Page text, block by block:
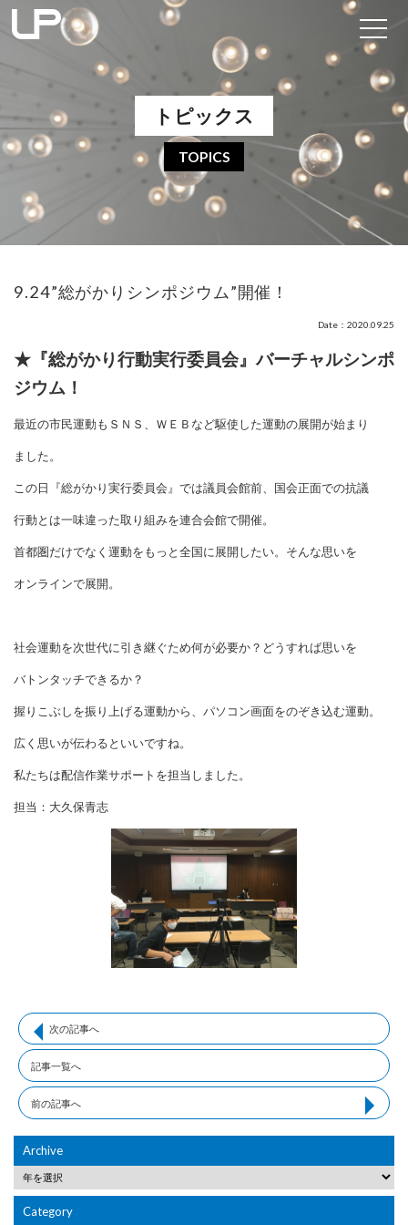
トピックス
TOPICS
9.24”総がかりシンポジウム”開催！
Date：2020.09.25
★『総がかり行動実行委員会』バーチャルシンポ
ジウム！
最近の市民運動もＳＮＳ、ＷＥＢなど駆使した運動の展開が始まり
ました。
この日『総がかり実行委員会』では議員会館前、国会正面での抗議
行動とは一味違った取り組みを連合会館で開催。
首都圏だけでなく運動をもっと全国に展開したい。そんな思いを
オンラインで展開。
社会運動を次世代に引き継ぐため何が必要か？どうすれば思いを
バトンタッチできるか？
握りこぶしを振り上げる運動から、パソコン画面をのぞき込む運動。
広く思いが伝わるといいですね。
私たちは配信作業サポートを担当しました。
担当：大久保青志
次の記事へ
記事一覧へ
前の記事へ
Archive
Category